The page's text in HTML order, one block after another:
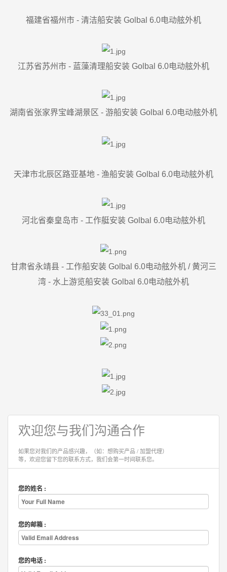
福建省福州市 - 清洁船安装 Golbal 6.0电动舷外机
江苏省苏州市 - 蓝藻清理船安装 Golbal 6.0电动舷外机
湖南省张家界宝峰湖景区 - 游船安装 Golbal 6.0电动舷外机
天津市北辰区路亚基地 - 渔船安装 Golbal 6.0电动舷外机
河北省秦皇岛市 - 工作艇安装 Golbal 6.0电动舷外机
甘肃省永靖县 - 工作船安装 Golbal 6.0电动舷外机 / 黄河三
湾 - 水上游览船安装 Golbal 6.0电动舷外机
欢迎您与我们沟通合作
如果您对我们的产品感兴趣，（如：想购买产品 / 加盟代理）
等，欢迎您留下您的联系方式，我们会第一时间联系您。
您的姓名 :
您的邮箱 :
您的电话 :